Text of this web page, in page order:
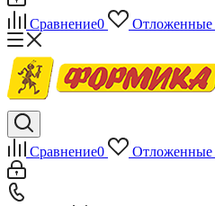
Сравнение0 Отложенные
Сравнение0 Отложенные